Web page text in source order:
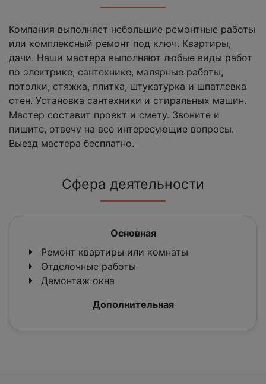
Компания выполняет небольшие ремонтные работы
или комплексный ремонт под ключ. Квартиры,
дачи. Наши мастера выполняют любые виды работ
по электрике, сантехнике, малярные работы,
потолки, стяжка, плитка, штукатурка и шпатлевка
стен. Установка сантехники и стиральных машин.
Мастер составит проект и смету. Звоните и
пишите, отвечу на все интересующие вопросы.
Выезд мастера бесплатно.
Сфера деятельности
Основная
Ремонт квартиры или комнаты
Отделочные работы
Демонтаж окна
Дополнительная